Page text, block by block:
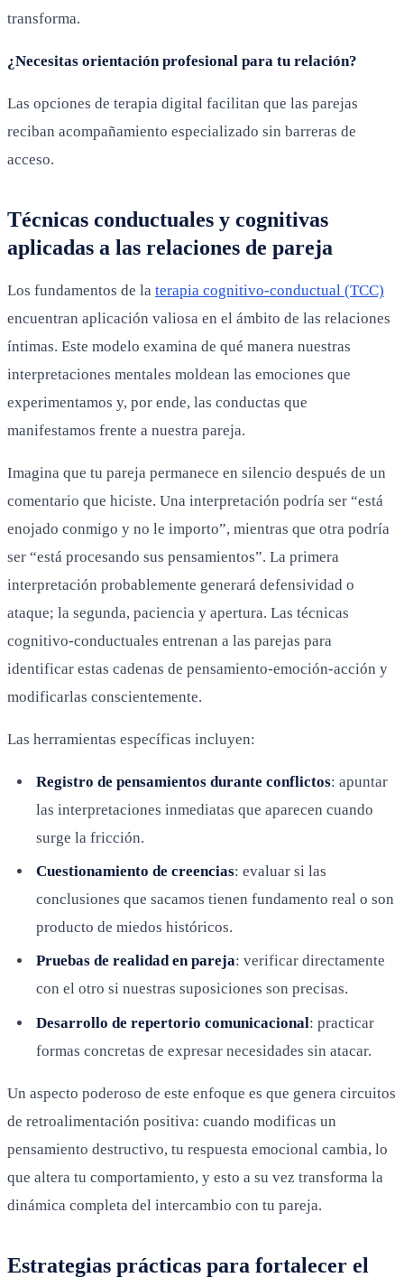
transforma.
¿Necesitas orientación profesional para tu relación?
Las opciones de terapia digital facilitan que las parejas
reciban acompañamiento especializado sin barreras de
acceso.
Técnicas conductuales y cognitivas
aplicadas a las relaciones de pareja
Los fundamentos de la terapia cognitivo-conductual (TCC)
encuentran aplicación valiosa en el ámbito de las relaciones
íntimas. Este modelo examina de qué manera nuestras
interpretaciones mentales moldean las emociones que
experimentamos y, por ende, las conductas que
manifestamos frente a nuestra pareja.
Imagina que tu pareja permanece en silencio después de un
comentario que hiciste. Una interpretación podría ser “está
enojado conmigo y no le importo”, mientras que otra podría
ser “está procesando sus pensamientos”. La primera
interpretación probablemente generará defensividad o
ataque; la segunda, paciencia y apertura. Las técnicas
cognitivo-conductuales entrenan a las parejas para
identificar estas cadenas de pensamiento-emoción-acción y
modificarlas conscientemente.
Las herramientas específicas incluyen:
Registro de pensamientos durante conflictos: apuntar
las interpretaciones inmediatas que aparecen cuando
surge la fricción.
Cuestionamiento de creencias: evaluar si las
conclusiones que sacamos tienen fundamento real o son
producto de miedos históricos.
Pruebas de realidad en pareja: verificar directamente
con el otro si nuestras suposiciones son precisas.
Desarrollo de repertorio comunicacional: practicar
formas concretas de expresar necesidades sin atacar.
Un aspecto poderoso de este enfoque es que genera circuitos
de retroalimentación positiva: cuando modificas un
pensamiento destructivo, tu respuesta emocional cambia, lo
que altera tu comportamiento, y esto a su vez transforma la
dinámica completa del intercambio con tu pareja.
Estrategias prácticas para fortalecer el